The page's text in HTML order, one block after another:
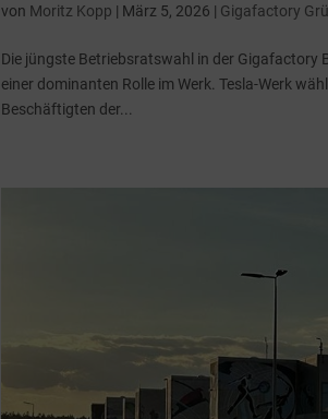
von Moritz Kopp | März 5, 2026 | Gigafactory
Die jüngste Betriebsratswahl in der Gigafactory
einer dominanten Rolle im Werk. Tesla-Werk
Beschäftigten der...